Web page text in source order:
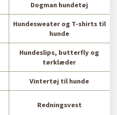
Dogman hundetøj
Hundesweater og T-shirts til
hunde
Hundeslips, butterfly og
tørklæder
Vintertøj til hunde
Redningsvest